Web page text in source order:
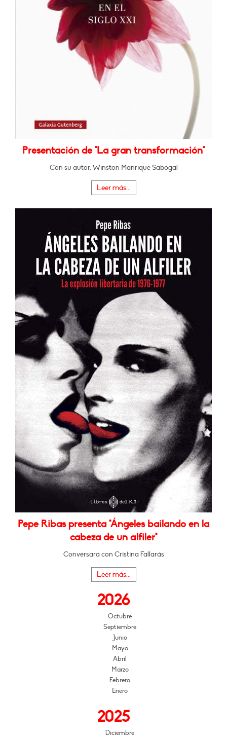
Presentación de "La gran transformación"
Con su autor, Winston Manrique Sabogal
Leer más...
Pepe Ribas presenta "Ángeles bailando en la
cabeza de un alfiler"
Conversará con Cristina Fallarás
Leer más...
2026
Octubre
Septiembre
Junio
Mayo
Abril
Marzo
Febrero
Enero
2025
Diciembre